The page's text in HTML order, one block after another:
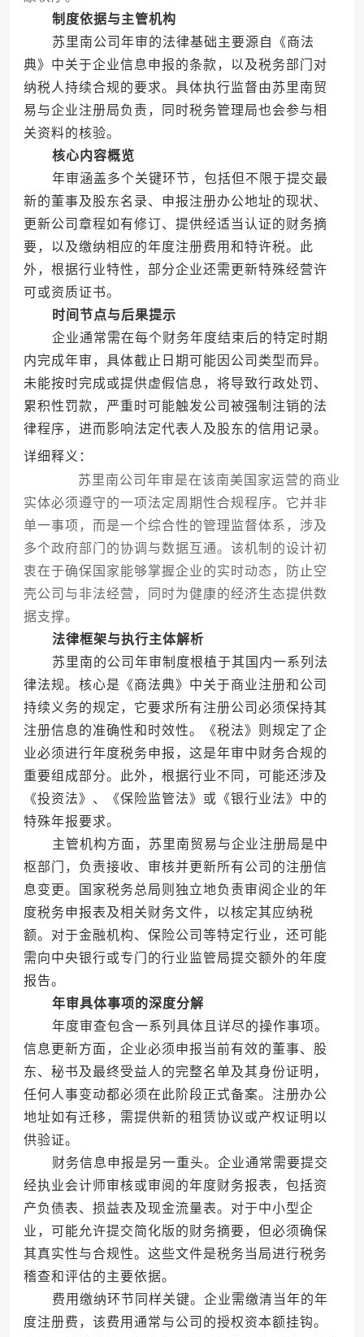
制度依据与主管机构
苏里南公司年审的法律基础主要源自《商法
典》中关于企业信息申报的条款，以及税务部门对
纳税人持续合规的要求。具体执行监督由苏里南贸
易与企业注册局负责，同时税务管理局也会参与相
关资料的核验。
核心内容概览
年审涵盖多个关键环节，包括但不限于提交最
新的董事及股东名录、申报注册办公地址的现状、
更新公司章程如有修订、提供经适当认证的财务摘
要，以及缴纳相应的年度注册费用和特许税。此
外，根据行业特性，部分企业还需更新特殊经营许
可或资质证书。
时间节点与后果提示
企业通常需在每个财务年度结束后的特定时期
内完成年审，具体截止日期可能因公司类型而异。
未能按时完成或提供虚假信息，将导致行政处罚、
累积性罚款，严重时可能触发公司被强制注销的法
律程序，进而影响法定代表人及股东的信用记录。
详细释义：
苏里南公司年审是在该南美国家运营的商业
实体必须遵守的一项法定周期性合规程序。它并非
单一事项，而是一个综合性的管理监督体系，涉及
多个政府部门的协调与数据互通。该机制的设计初
衷在于确保国家能够掌握企业的实时动态，防止空
壳公司与非法经营，同时为健康的经济生态提供数
据支撑。
法律框架与执行主体解析
苏里南的公司年审制度根植于其国内一系列法
律法规。核心是《商法典》中关于商业注册和公司
持续义务的规定，它要求所有注册公司必须保持其
注册信息的准确性和时效性。《税法》则规定了企
业必须进行年度税务申报，这是年审中财务合规的
重要组成部分。此外，根据行业不同，可能还涉及
《投资法》、《保险监管法》或《银行业法》中的
特殊年报要求。
主管机构方面，苏里南贸易与企业注册局是中
枢部门，负责接收、审核并更新所有公司的注册信
息变更。国家税务总局则独立地负责审阅企业的年
度税务申报表及相关财务文件，以核定其应纳税
额。对于金融机构、保险公司等特定行业，还可能
需向中央银行或专门的行业监管局提交额外的年度
报告。
年审具体事项的深度分解
年度审查包含一系列具体且详尽的操作事项。
信息更新方面，企业必须申报当前有效的董事、股
东、秘书及最终受益人的完整名单及其身份证明，
任何人事变动都必须在此阶段正式备案。注册办公
地址如有迁移，需提供新的租赁协议或产权证明以
供验证。
财务信息申报是另一重头。企业通常需要提交
经执业会计师审核或审阅的年度财务报表，包括资
产负债表、损益表及现金流量表。对于中小型企
业，可能允许提交简化版的财务摘要，但必须确保
其真实性与合规性。这些文件是税务当局进行税务
稽查和评估的主要依据。
费用缴纳环节同样关键。企业需缴清当年的年
度注册费，该费用通常与公司的授权资本额挂钩。